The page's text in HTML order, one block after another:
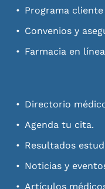
Programa
Convenios y
Farmacia en
Directorio
Agenda tu cita.
Resultados
Noticias y
Artículos